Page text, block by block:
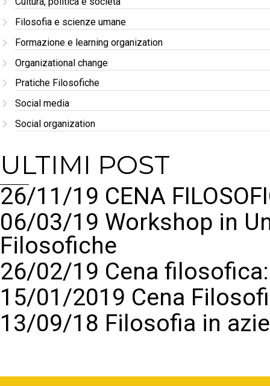
Filosofia e scienze umane
Formazione e learning organization
Organizational change
Pratiche Filosofiche
Social media
Social organization
ULTIMI POST
26/11/19 CENA
06/03/19 Workshop in
Filosofiche
26/02/19 Cena filosofica:
15/01/2019 Cena
13/09/18 Filosofia in